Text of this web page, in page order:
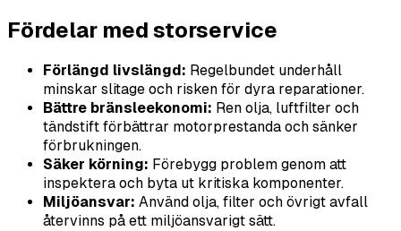
Fördelar med storservice
Förlängd livslängd: Regelbundet underhåll
minskar slitage och risken för dyra reparationer.
Bättre bränsleekonomi: Ren olja, luftfilter och
tändstift förbättrar motorprestanda och sänker
förbrukningen.
Säker körning: Förebygg problem genom att
inspektera och byta ut kritiska komponenter.
Miljöansvar: Använd olja, filter och övrigt avfall
återvinns på ett miljöansvarigt sätt.